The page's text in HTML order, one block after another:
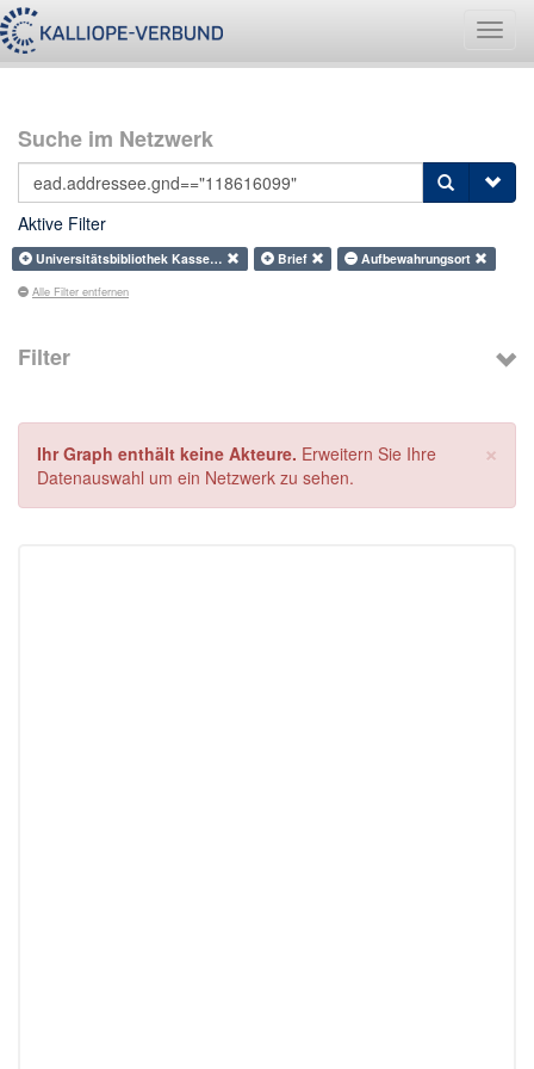
Suche im Netzwerk
Aktive Filter
Universitätsbibliothek Kasse… Brief Aufbewahrungsort
Alle Filter entfernen
Filter
×
Ihr Graph enthält keine Akteure. Erweitern Sie Ihre
Datenauswahl um ein Netzwerk zu sehen.